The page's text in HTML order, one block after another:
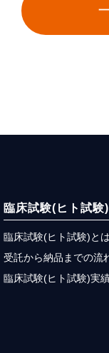
臨床試験(ヒト試験)
臨床試験(ヒト試験)とは
受託から納品までの流
臨床試験(ヒト試験)実